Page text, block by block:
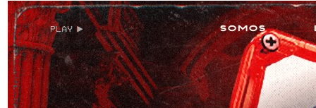
404 RETRO
Sábado 15 de Agosto
Radisson Montevideo Victoria Plaza Hotel - PISO 2